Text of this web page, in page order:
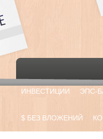
ИНВЕСТИЦИИ ЭПС-
$ БЕЗ ВЛОЖЕНИЙ